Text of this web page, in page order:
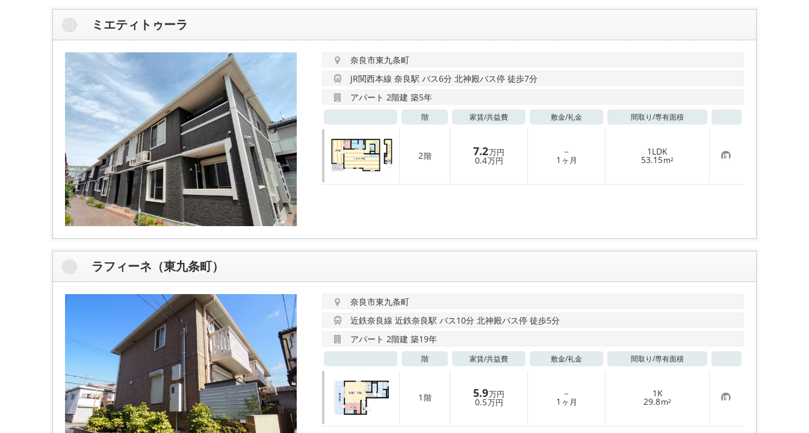
登
ミエティトゥーラ
奈良市東九条町
JR関西本線 奈良駅 バス6分 北神殿バス停 徒歩7分
アパート 2階建 築5年
階 家賃/共益費 敷金/礼金 間取り/専有面積
2階 7.2万円
0.4万円
－
1 ヶ月
1LDK
53.15m² お
気
に
入
ラフィーネ（東九条町）
奈良市東九条町
近鉄奈良線 近鉄奈良駅 バス10分 北神殿バス停 徒歩5分
アパート 2階建 築19年
階 家賃/共益費 敷金/礼金 間取り/専有面積
1 階 5.9万円
0.5万円
－
1 ヶ月
1K
29.8m² お
気
に
入